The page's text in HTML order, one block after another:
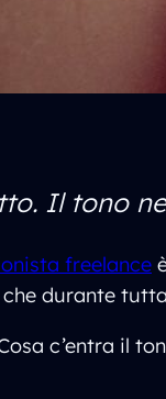
Il tono
freelance
durante
c’entra il